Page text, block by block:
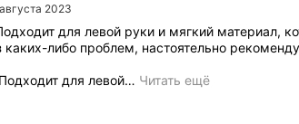
2023
для левой руки и мягкий материал,
каких-либо проблем, настоятельно
Подходит для левой… Читать ещё